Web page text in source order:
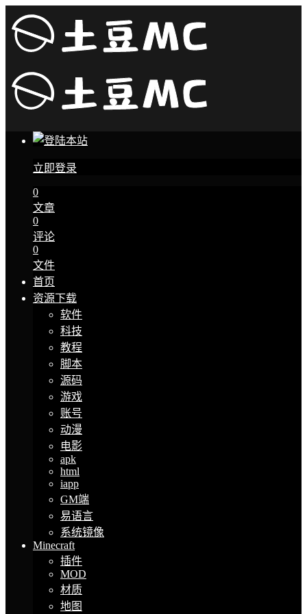
立即登录
0
文章
0
评论
0
文件
首页
资源下载
软件
科技
教程
脚本
源码
游戏
账号
动漫
电影
apk
html
iapp
GM端
易语言
系统镜像
Minecraft
插件
MOD
材质
地图